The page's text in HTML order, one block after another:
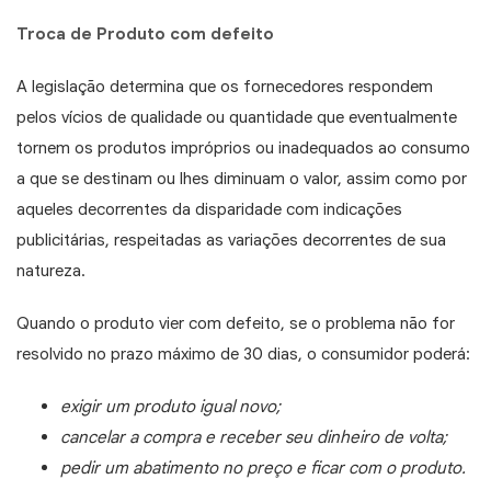
Troca de Produto com defeito
A legislação determina que os fornecedores respondem
pelos vícios de qualidade ou quantidade que eventualmente
tornem os produtos impróprios ou inadequados ao consumo
a que se destinam ou lhes diminuam o valor, assim como por
aqueles decorrentes da disparidade com indicações
publicitárias, respeitadas as variações decorrentes de sua
natureza.
Quando o produto vier com defeito, se o problema não for
resolvido no prazo máximo de 30 dias, o consumidor poderá:
exigir um produto igual novo;
cancelar a compra e receber seu dinheiro de volta;
pedir um abatimento no preço e ficar com o produto.